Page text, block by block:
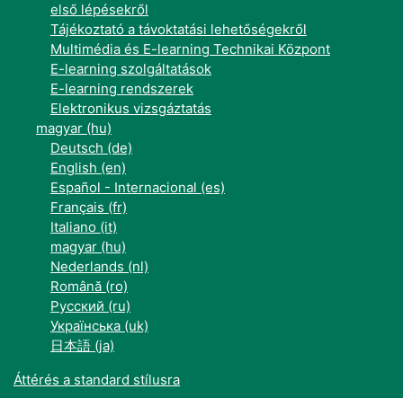
első lépésekről
Tájékoztató a távoktatási lehetőségekről
Multimédia és E-learning Technikai Központ
E-learning szolgáltatások
E-learning rendszerek
Elektronikus vizsgáztatás
magyar ‎(hu)‎
Deutsch ‎(de)‎
English ‎(en)‎
Español - Internacional ‎(es)‎
Français ‎(fr)‎
Italiano ‎(it)‎
magyar ‎(hu)‎
Nederlands ‎(nl)‎
Română ‎(ro)‎
Русский ‎(ru)‎
Українська ‎(uk)‎
日本語 ‎(ja)‎
Áttérés a standard stílusra